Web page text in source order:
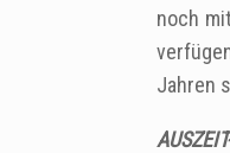
noch
Jahren